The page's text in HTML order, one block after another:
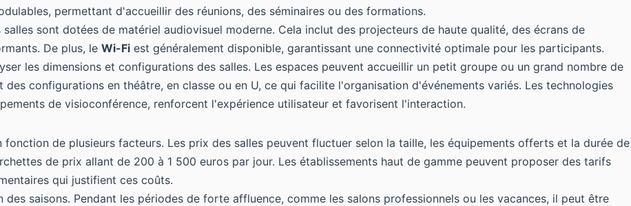
permettant d'accueillir des réunions, des séminaires ou des formations.
sont dotées de matériel audiovisuel moderne. Cela inclut des projecteurs de haute qualité, des écrans de
De plus, le Wi-Fi est généralement disponible, garantissant une connectivité optimale pour les participants.
les dimensions et configurations des salles. Les espaces peuvent accueillir un petit groupe ou un grand nombre de
configurations en théâtre, en classe ou en U, ce qui facilite l'organisation d'événements variés. Les technologies
de visioconférence, renforcent l'expérience utilisateur et favorisent l'interaction.
fonction de plusieurs facteurs. Les prix des salles peuvent fluctuer selon la taille, les équipements offerts et la durée de
de prix allant de 200 à 1 500 euros par jour. Les établissements haut de gamme peuvent proposer des tarifs
qui justifient ces coûts.
saisons. Pendant les périodes de forte affluence, comme les salons professionnels ou les vacances, il peut être